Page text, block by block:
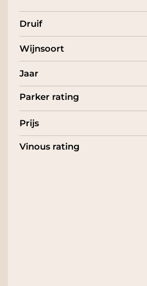
Druif
Wijnsoort
Jaar
Parker rating
Prijs
Vinous rating